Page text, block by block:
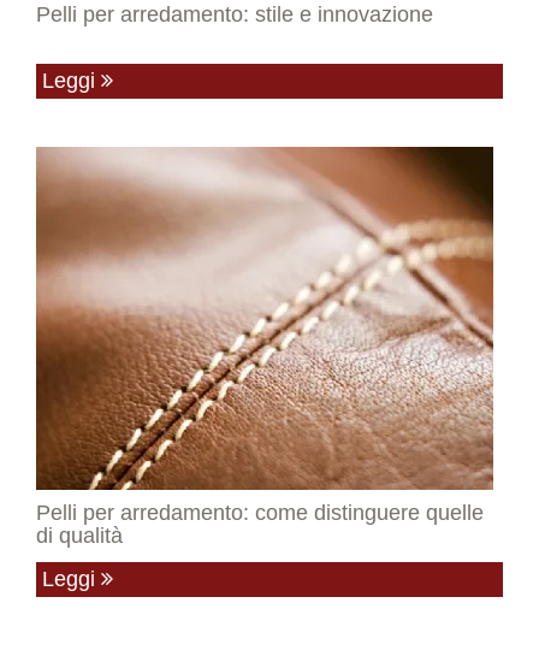
Pelli per arredamento: stile e innovazione
Leggi
Pelli per arredamento: come distinguere quelle
di qualità
Leggi